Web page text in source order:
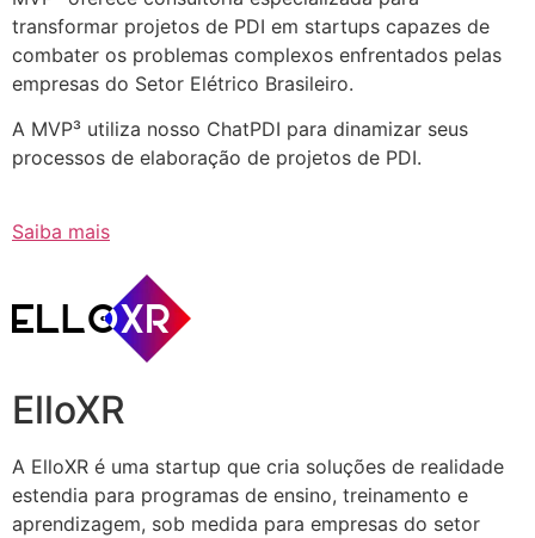
transformar projetos de PDI em startups capazes de
combater os problemas complexos enfrentados pelas
empresas do Setor Elétrico Brasileiro.
A MVP³ utiliza nosso ChatPDI para dinamizar seus
processos de elaboração de projetos de PDI.
Saiba mais
ElloXR
A ElloXR é uma startup que cria soluções de realidade
estendia para programas de ensino, treinamento e
aprendizagem, sob medida para empresas do setor